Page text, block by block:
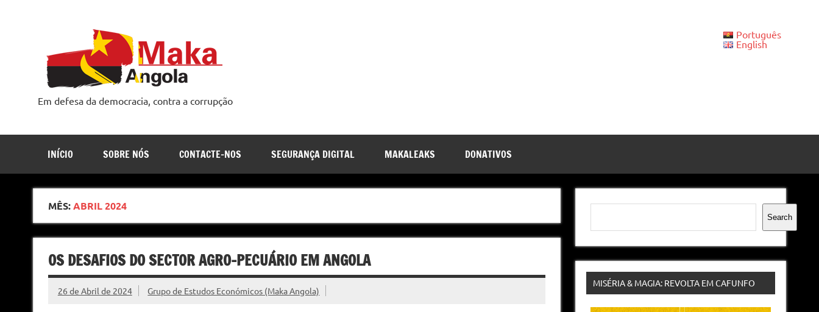
Em defesa da democracia, contra a corrupção
Português
English
INÍCIO SOBRE NÓS CONTACTE-NOS SEGURANÇA DIGITAL MAKALEAKS DONATIVOS
MÊS:ABRIL 2024
OS DESAFIOS DO SECTOR AGRO-PECUÁRIO EM ANGOLA
26 de Abril de 2024 Grupo de Estudos Económicos (Maka Angola)
Pesquisar
Search
MISÉRIA & MAGIA: REVOLTA EM CAFUNFO